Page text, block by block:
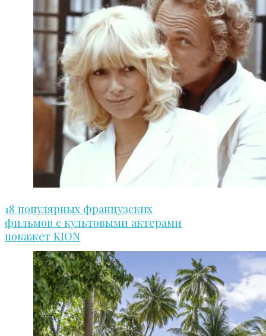
18 популярных французских
фильмов с культовыми актерами
покажет KION